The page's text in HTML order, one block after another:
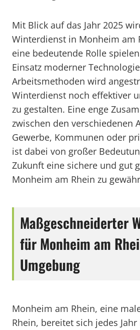
Mit Blick auf das Jahr 2025
Winterdienst in Monheim am
eine bedeutende Rolle
Einsatz moderner
Arbeitsmethoden wird
Winterdienst noch effektiver
zu gestalten. Eine enge
zwischen den verschiedenen
Gewerbe, Kommunen oder
ist dabei von großer
Zukunft eine sichere und gut
Monheim am Rhein zu
Maßgeschneiderter
für Monheim am
Umgebung
Monheim am Rhein, eine
Rhein, bereitet sich jedes